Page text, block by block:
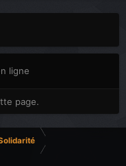
ligne
page.